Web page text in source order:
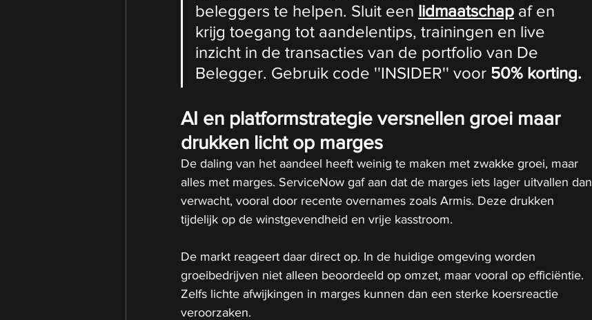
beleggers te helpen. Sluit een lidmaatschap af en
krijg toegang tot aandelentips, trainingen en live
inzicht in de transacties van de portfolio van De
Belegger. Gebruik code ''INSIDER'' voor 50% korting.
AI en platformstrategie versnellen groei maar
drukken licht op marges
De daling van het aandeel heeft weinig te maken met zwakke groei, maar
alles met marges. ServiceNow gaf aan dat de marges iets lager uitvallen dan
verwacht, vooral door recente overnames zoals Armis. Deze drukken
tijdelijk op de winstgevendheid en vrije kasstroom.
De markt reageert daar direct op. In de huidige omgeving worden
groeibedrijven niet alleen beoordeeld op omzet, maar vooral op efficiëntie.
Zelfs lichte afwijkingen in marges kunnen dan een sterke koersreactie
veroorzaken.